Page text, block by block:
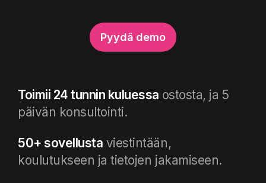
Pyydä demo
Toimii 24 tunnin kuluessa ostosta, ja 5
päivän konsultointi.
50+ sovellusta viestintään,
koulutukseen ja tietojen jakamiseen.